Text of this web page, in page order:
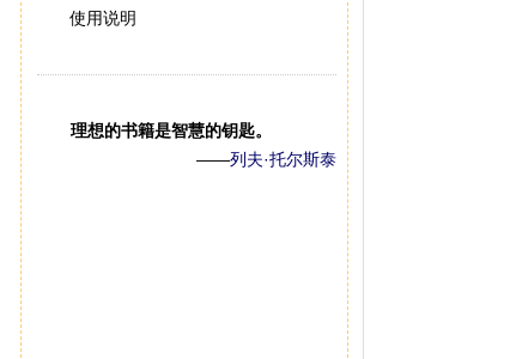
使用说明
理想的书籍是智慧的钥匙。
——列夫·托尔斯泰